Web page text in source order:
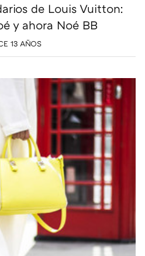
de Louis Vuitton:
y ahora Noé BB
13 AÑOS